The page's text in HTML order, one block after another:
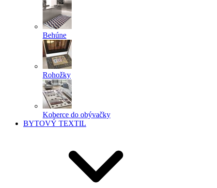
Behúne
Rohožky
Koberce do obývačky
BYTOVÝ TEXTIL